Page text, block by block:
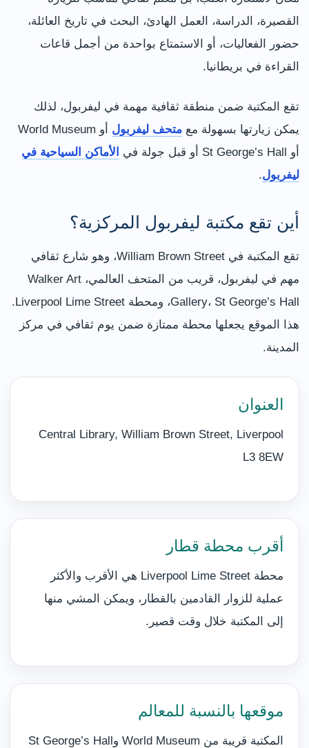
القصيرة، الدراسة، العمل الهادئ، البحث في تاريخ العائلة،
حضور الفعاليات، أو الاستمتاع بواحدة من أجمل قاعات
القراءة في بريطانيا.
تقع المكتبة ضمن منطقة ثقافية مهمة في ليفربول، لذلك
يمكن زيارتها بسهولة مع متحف ليفربول
أو World Museum
أو St George’s Hall أو قبل جولة في
الأماكن السياحية في
ليفربول.
أين تقع مكتبة ليفربول المركزية؟
تقع المكتبة في William Brown Street، وهو شارع ثقافي
مهم في ليفربول، قريب من المتحف العالمي، Walker Art
Gallery، St George’s Hall، ومحطة Liverpool Lime Street.
هذا الموقع يجعلها محطة ممتازة ضمن يوم ثقافي في مركز
المدينة.
العنوان
Central Library, William Brown Street, Liverpool
L3 8EW
أقرب محطة قطار
محطة Liverpool Lime Street هي الأقرب والأكثر
عملية للزوار القادمين بالقطار، ويمكن المشي منها
إلى المكتبة خلال وقت قصير.
موقعها بالنسبة للمعالم
المكتبة قريبة من World Museum وSt George’s Hall